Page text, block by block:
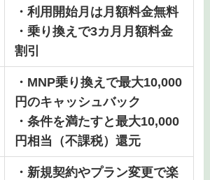
・利用開始月は月額料金無料
・乗り換えで3カ月月額料金
割引
・MNP乗り換えで最大10,000
円のキャッシュバック
・条件を満たすと最大10,000
円相当（不課税）還元
・新規契約やプラン変更で楽